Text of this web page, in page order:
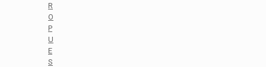
R
O
P
U
E
S